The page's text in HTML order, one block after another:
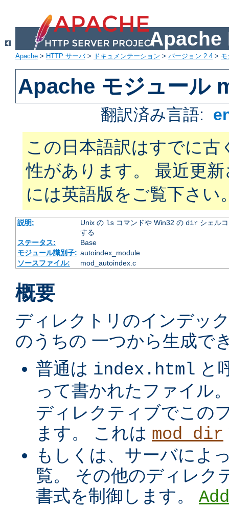
Apache
Apache > HTTP サーバ> ドキュメンテーション > バージョン 2.4 >
Apache モジュール
翻訳済み言語:
この日本語訳はすでに古
性があります。 最近更
には英語版をご覧下さい
説明: Unix の lsコマンドや Win32 の dirシェルコ
する
ステータス:
Base
モジュール識別子: autoindex_module
ソースファイル:
mod_autoindex.c
概要
ディレクトリのインデッ
のうちの 一つから生成で
普通は index.html と
って書かれたファイル
ディレクティブでこの
ます。 これは mod_dir
もしくは、サーバによ
覧。 その他のディレク
書式を制御します。